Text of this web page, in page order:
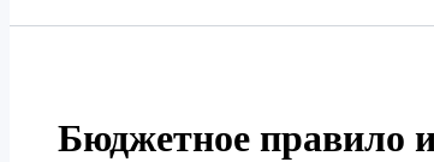
Бюджетное правило